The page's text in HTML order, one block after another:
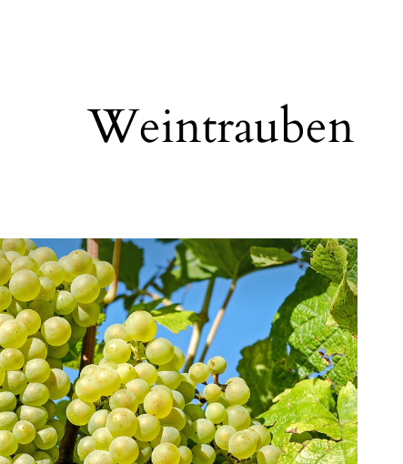
Weintrauben